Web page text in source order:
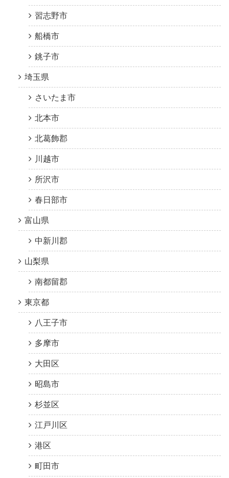
習志野市
船橋市
銚子市
埼玉県
さいたま市
北本市
北葛飾郡
川越市
所沢市
春日部市
富山県
中新川郡
山梨県
南都留郡
東京都
八王子市
多摩市
大田区
昭島市
杉並区
江戸川区
港区
町田市